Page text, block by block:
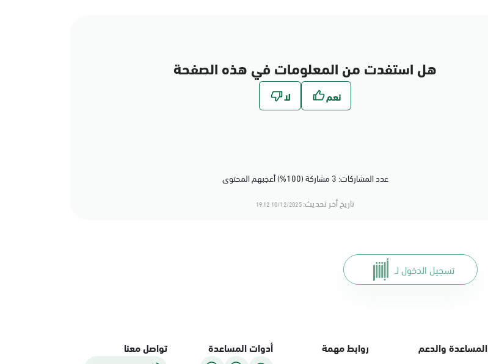
هل استفدت من المعلومات في هذه الصفحة
عدد المشاركات: 3 مشاركة (100%) أعجبهم المحتوى
تاريخ أخر تحديث:10/12/2025 19:12
تسجيل الدخول لـ
المساعدة والدعم روابط مهمة أدوات المساعدة تواصل معنا